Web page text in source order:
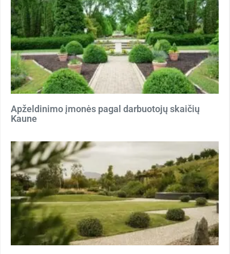
Apželdinimo įmonės pagal darbuotojų skaičių
Kaune